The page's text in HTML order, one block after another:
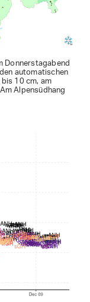
Donnerstagabend
automatischen
10 cm, am
Alpensüdhang